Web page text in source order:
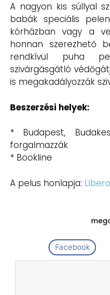
A nagyon kis súllyal
babák speciális
kórházban vagy a
honnan szerezhető
rendkívül puha
szivárgásgátló
is megakadályozzák
Beszerzési helyek:
* Budapest,
forgalmazzák
* Bookline
A pelus honlapja:
Facebook